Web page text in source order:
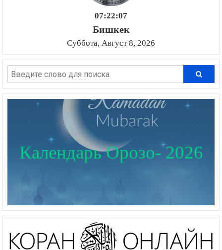
07:22:07
Бишкек
Суббота, Август 8, 2026
Календарь Орозо- 2026